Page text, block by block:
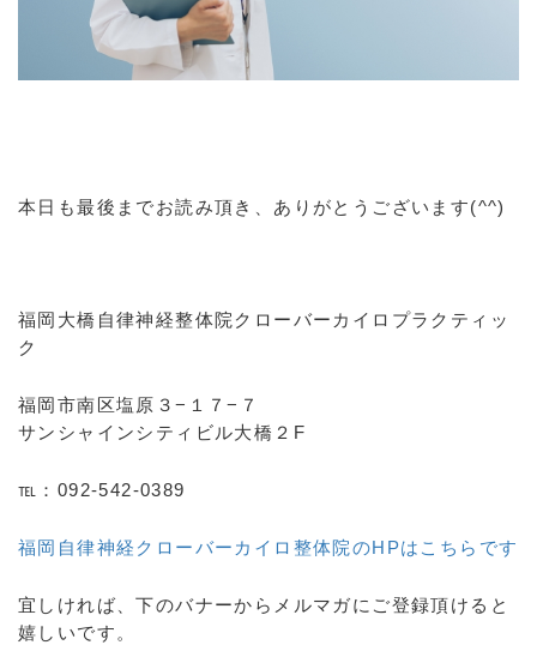
本日も最後までお読み頂き、ありがとうございます(^^)
福岡大橋自律神経整体院クローバーカイロプラクティッ
ク
福岡市南区塩原３−１７−７
サンシャインシティビル大橋２F
℡：092-542-0389
福岡自律神経クローバーカイロ整体院のHPはこちらです
宜しければ、下のバナーからメルマガにご登録頂けると
嬉しいです。